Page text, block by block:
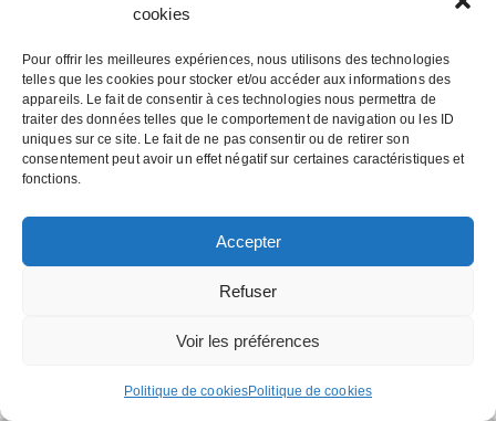
cookies
Pour offrir les meilleures expériences, nous utilisons des technologies
telles que les cookies pour stocker et/ou accéder aux informations des
appareils. Le fait de consentir à ces technologies nous permettra de
traiter des données telles que le comportement de navigation ou les ID
uniques sur ce site. Le fait de ne pas consentir ou de retirer son
consentement peut avoir un effet négatif sur certaines caractéristiques et
fonctions.
Accepter
Refuser
Voir les préférences
Politique de cookiesPolitique de cookies